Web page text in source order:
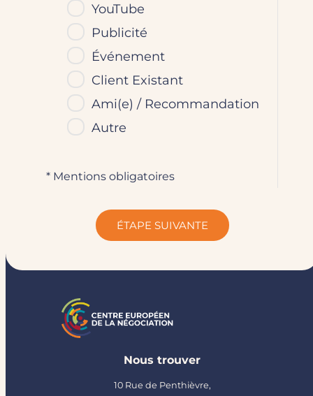
YouTube
Publicité
Événement
Client Existant
Ami(e) / Recommandation
Autre
* Mentions obligatoires
ÉTAPE SUIVANTE
Nous trouver
10 Rue de Penthièvre,